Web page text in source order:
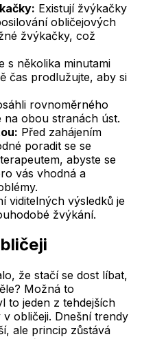
Existují žvýkačky
obličejových
žvýkačky, což
s několika minutami
čas prodlužujte, aby si
rovnoměrného
na obou stranách úst.
Před zahájením
poradit se se
abyste se
vás vhodná a
viditelných výsledků je
žvýkání.
že stačí se dost líbat,
Možná to
to jeden z tehdejších
obličeji. Dnešní trendy
ale princip zůstává